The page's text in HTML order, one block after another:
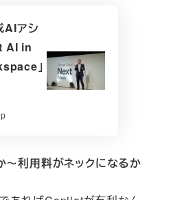
アシ
AI in
」
利用料がネックになるか